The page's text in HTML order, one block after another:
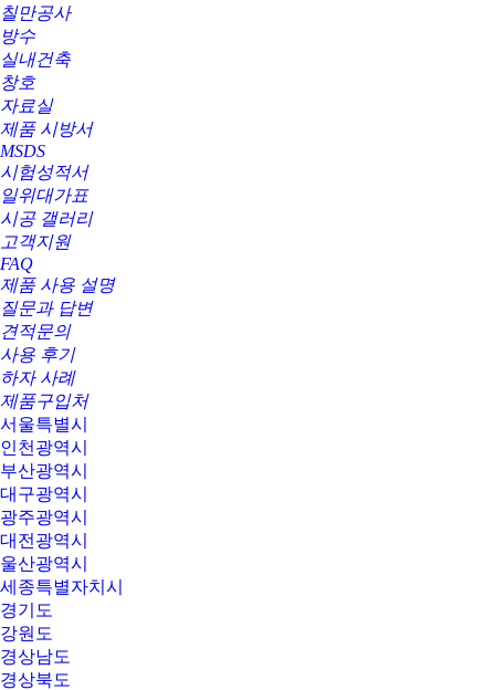
칠만공사
방수
실내건축
창호
자료실
제품 시방서
MSDS
시험성적서
일위대가표
시공 갤러리
고객지원
FAQ
제품 사용 설명
질문과 답변
견적문의
사용 후기
하자 사례
제품구입처
서울특별시
인천광역시
부산광역시
대구광역시
광주광역시
대전광역시
울산광역시
세종특별자치시
경기도
강원도
경상남도
경상북도